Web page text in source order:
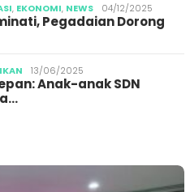
, EKONOMI, NEWS 04/12/2025
Pegadaian Dorong
13/06/2025
Anak-anak SDN